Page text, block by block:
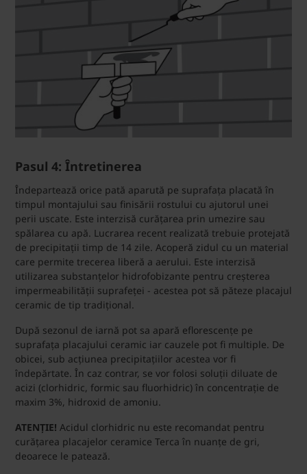
Pasul 4: Întretinerea
Îndepartează orice pată aparută pe suprafața placată în
timpul montajului sau finisării rostului cu ajutorul unei
perii uscate. Este interzisă curățarea prin umezire sau
spălarea cu apă. Lucrarea recent realizată trebuie protejată
de precipitații timp de 14 zile. Acoperă zidul cu un material
care permite trecerea liberă a aerului. Este interzisă
utilizarea substanțelor hidrofobizante pentru creșterea
impermeabilității suprafeței - acestea pot să păteze placajul
ceramic de tip tradițional.
După sezonul de iarnă pot sa apară eflorescențe pe
suprafața placajului ceramic iar cauzele pot fi multiple. De
obicei, sub acțiunea precipitațiilor acestea vor fi
îndepărtate. În caz contrar, se vor folosi soluții diluate de
acizi (clorhidric, formic sau fluorhidric) în concentrație de
maxim 3%, hidroxid de amoniu.
ATENȚIE! Acidul clorhidric nu este recomandat pentru
curățarea placajelor ceramice Terca în nuanțe de gri,
deoarece le patează.